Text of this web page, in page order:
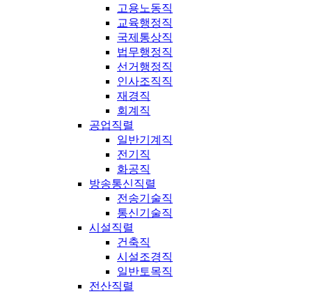
고용노동직
교육행정직
국제통상직
법무행정직
선거행정직
인사조직직
재경직
회계직
공업직렬
일반기계직
전기직
화공직
방송통신직렬
전송기술직
통신기술직
시설직렬
건축직
시설조경직
일반토목직
전산직렬